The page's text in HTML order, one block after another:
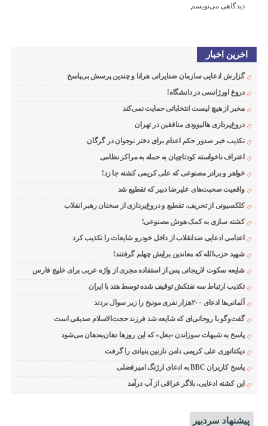
دیدگاهی می‌نویسم.
اخرین اخبار
گزارش ادعایی سازمان ضدایرانی هرانا و چندین پرسش بی‌پاسخ
دروغ اورژانسی در دانشگاه!
مخبر از هیچ لیست انتخاباتی حمایت نمی‌کند
دروغ‌پردازی هالیوودی منافقین در تهران
تکذیب خبر صدور حکم اعدام برای دختر نوجوان در گرگان
اعتراف ناخواسته کودتاچیان به حمله به مراکز نظامی
خواهر و برادر مصنوعی که علی کریمی کشته جا زد!
واقعیت صحبت‌های علیرضا دبیر که تقطیع شد
کلکسیونی از تحریف، تقطیع و دروغ‌پردازی از سخنان رهبر انقلاب
کشته سازی به کمک هوش مصنوعی!
اعدامی ادعایی ضدانقلاب از داخل خودرو شایعات را تکذیب کرد
شهید حزب‌الله که معاندین برایش چهلم گرفتند!
شایعه سکوت لاریجانی پس از استفاده مجری از واژه عربی برای خلیج فارس
تکذیب ارتباط سه نفتکش توقیف شده توسط هند با ایران
آلمانی‌ها ادعای ۲۰۰هزار نفری مونیخ را زیر سوال بردند
گفت‌وگو با روحانی‌ای که شایعه شد فرزند حجت‌الاسلام صدیقی است
پاسخ به شبهات سوزاندن «بعل» که این روزها دهان‌به‌دهان می‌شود
دیکتاتوری علی کریمی دامن نازنین بنیادی را گرفت
پاسخ کاربران BBC به ادعای ارژنگ امیرفضلی
این کشته ادعایی، بلاگر عراقی از آب درآمد
پیشنهاد سردبیر